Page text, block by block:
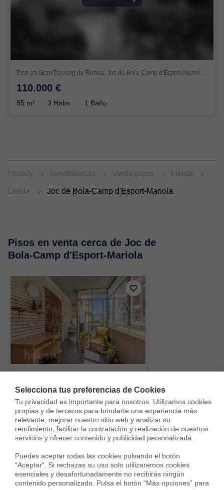
Selecciona tus preferencias de Cookies
Tu privacidad es importante para nosotros. Utilizamos cookies
propias y de terceros para brindarte una experiencia más
relevante, mejorar nuestro sitio web y analizar su
rendimiento, facilitar la contratación y realización de nuestros
servicios y ofrecer contenido y publicidad personalizada.
Puedes aceptar todas las cookies pulsando el botón
“Aceptar”. Si rechazas su uso solo utilizaremos cookies
esenciales y desafortunadamente no recibirás ningún
contenido personalizado. Pulsa el botón “Más opciones” para
Piso en Gran Passeig de Ronda, Joc de Bola-Camp d'Esport-Mariola, Lleida
110.000 €
85 m² 3 Habs. 1 Baño
Housfy Inmobiliarias Venta pisos Lleida
Lleida Joc de Bola-Camp d'Esport-Mariola
Pisos en venta cerca de Joc de
Bola-Camp d'Esport-Mariola
227.000 €
128 m² 4 Habs. 2 Baños
Vivir en Joc de Bola-Camp d'Esport-Mariola